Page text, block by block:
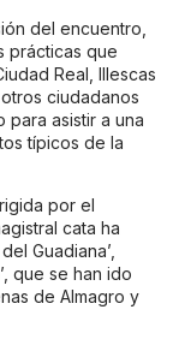
del encuentro,
prácticas que
Real, Illescas
ciudadanos
para asistir a una
típicos de la
por el
cata ha
Guadiana’,
que se han ido
de Almagro y